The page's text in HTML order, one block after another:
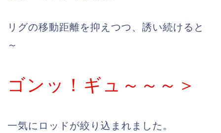
リグの移動距離を抑えつつ、誘い続けると
～
ゴンッ！ギュ～～～＞
一気にロッドが絞り込まれました。